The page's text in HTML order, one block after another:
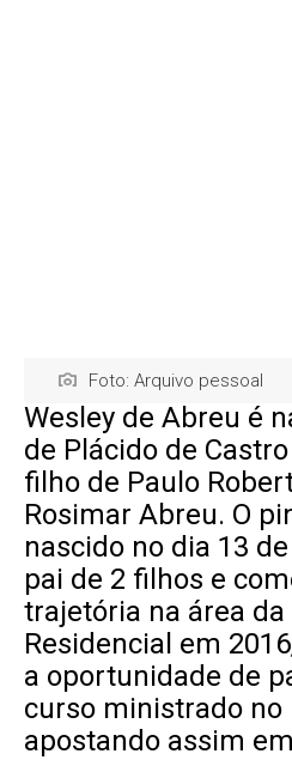
Foto: Arquivo pessoal
Wesley de Abreu é
de Plácido de
filho de Paulo
Rosimar Abreu. O
nascido no dia 13
pai de 2 filhos e
trajetória na área
Residencial em
a oportunidade de
curso ministrado no
apostando assim